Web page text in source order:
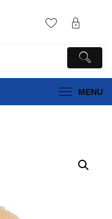
MENU